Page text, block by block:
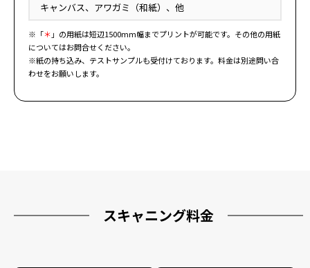
キャンバス、アワガミ（和紙）、他
※「＊ 」の用紙は短辺1500mm幅までプリントが可能です。その他の用紙
についてはお問合せください。
※紙の持ち込み、テストサンプルも受付けております。料金は別途問い合
わせをお願いします。
スキャニング料金